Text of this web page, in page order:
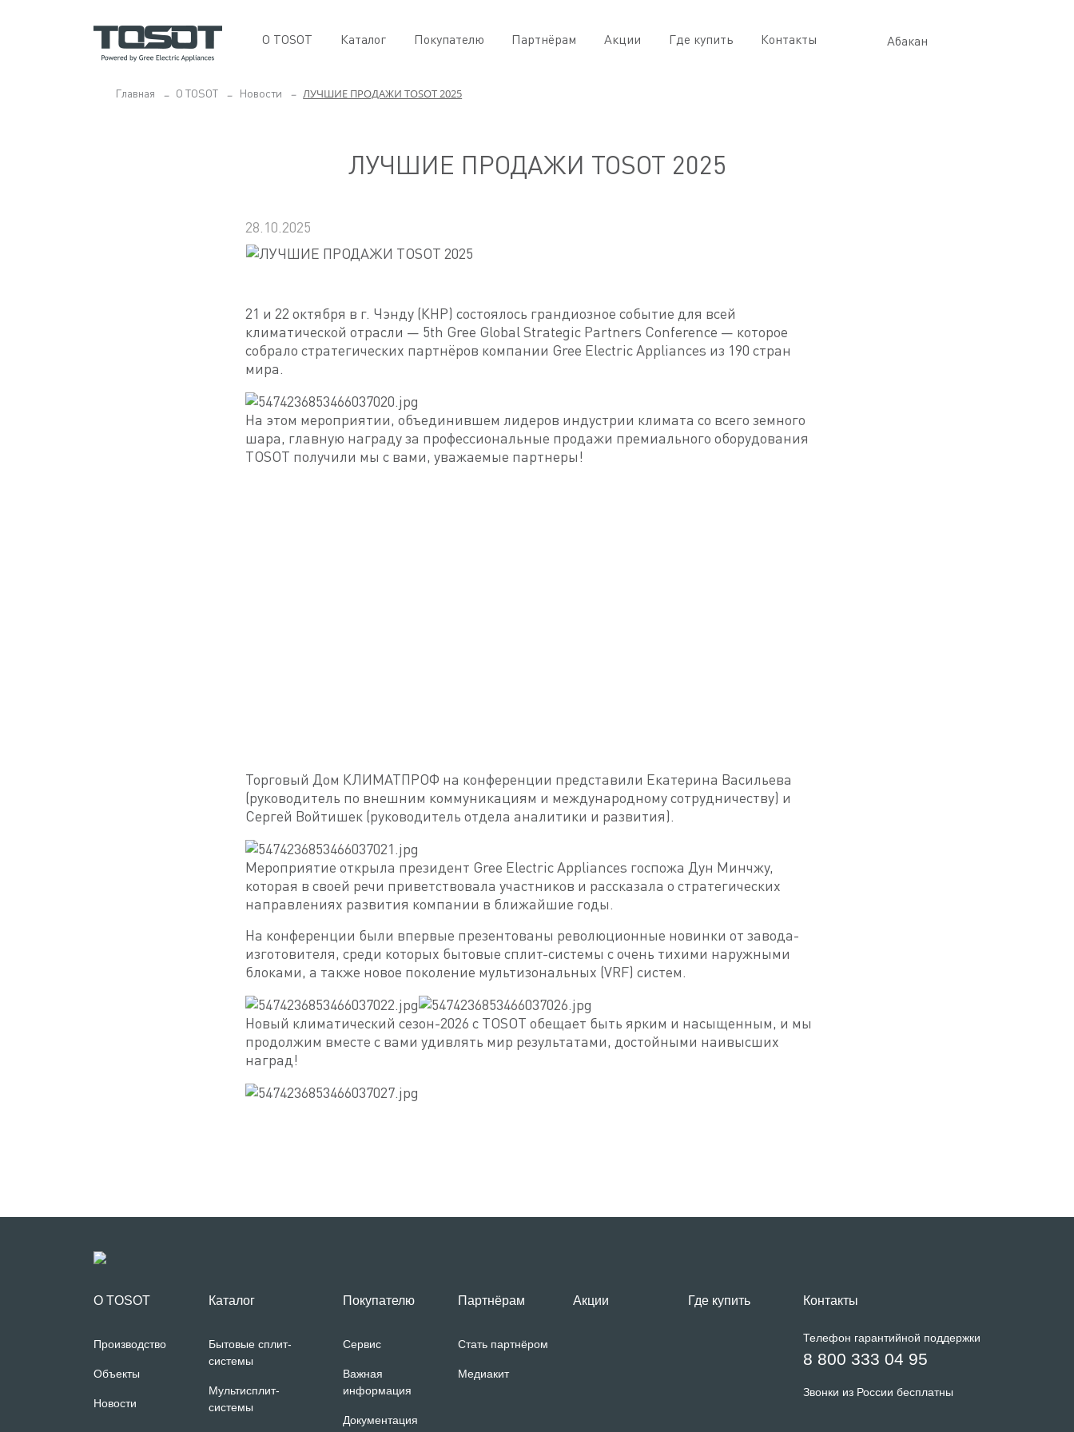
О TOSOT Каталог Покупателю Партнёрам Акции Где купить Контакты Абакан
Главная O TOSOT Новости ЛУЧШИЕ ПРОДАЖИ TOSOT 2025
ЛУЧШИЕ ПРОДАЖИ TOSOT 2025
28.10.2025
21 и 22 октября в г. Чэнду (КНР) состоялось грандиозное событие для всей
климатической отрасли — 5th Gree Global Strategic Partners Conference — которое
собрало стратегических партнёров компании Gree Electric Appliances из 190 стран
мира.
На этом мероприятии, объединившем лидеров индустрии климата со всего земного
шара, главную награду за профессиональные продажи премиального оборудования
TOSOT получили мы с вами, уважаемые партнеры!
Торговый Дом КЛИМАТПРОФ на конференции представили Екатерина Васильева
(руководитель по внешним коммуникациям и международному сотрудничеству) и
Сергей Войтишек (руководитель отдела аналитики и развития).
Мероприятие открыла президент Gree Electric Appliances госпожа Дун Минчжу,
которая в своей речи приветствовала участников и рассказала о стратегических
направлениях развития компании в ближайшие годы.
На конференции были впервые презентованы революционные новинки от завода-
изготовителя, среди которых бытовые сплит-системы с очень тихими наружными
блоками, а также новое поколение мультизональных (VRF) систем.
Новый климатический сезон-2026 с TOSOT обещает быть ярким и насыщенным, и мы
продолжим вместе с вами удивлять мир результатами, достойными наивысших
наград!
О TOSOT
Производство
Объекты
Новости
Каталог
Бытовые сплит-
системы
Мультисплит-
системы
Покупателю
Сервис
Важная
информация
Документация
Партнёрам
Стать партнёром
Медиакит
Акции Где купить Контакты
Телефон гарантийной поддержки
8 800 333 04 95
Звонки из России бесплатны